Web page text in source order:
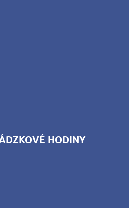
HODINY